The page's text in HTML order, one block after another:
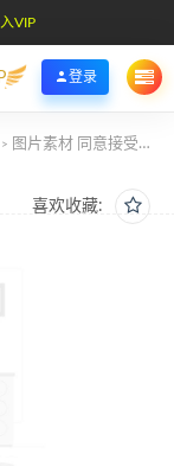
VIP
登录
> 图片素材 同意接受条款签字插画扁平场景
喜欢收藏: